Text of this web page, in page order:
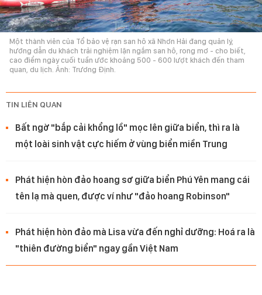
Một thành viên của Tổ bảo vệ rạn san hô xã Nhơn Hải đang quản lý,
hướng dẫn du khách trải nghiệm lặn ngắm san hô, rong mơ - cho biết,
cao điểm ngày cuối tuần ước khoảng 500 - 600 lượt khách đến tham
quan, du lịch. Ảnh: Trương Định.
TIN LIÊN QUAN
Bất ngờ "bắp cải khổng lồ" mọc lên giữa biển, thì ra là
một loài sinh vật cực hiếm ở vùng biển miền Trung
Phát hiện hòn đảo hoang sơ giữa biển Phú Yên mang cái
tên lạ mà quen, được ví như "đảo hoang Robinson"
Phát hiện hòn đảo mà Lisa vừa đến nghỉ dưỡng: Hoá ra là
"thiên đường biển" ngay gần Việt Nam